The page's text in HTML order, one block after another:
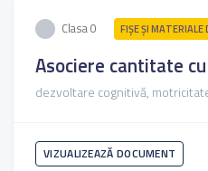
Clasa 0 FIŞE ŞI MATERIALE
Asociere cantitate
dezvoltare cognitivă,
VIZUALIZEAZĂ DOCUMENT